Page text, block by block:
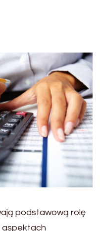
podstawową rolę
aspektach